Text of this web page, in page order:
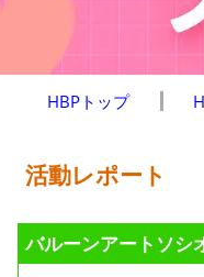
HBPトップ
活動レポート
バルーンアートソシ